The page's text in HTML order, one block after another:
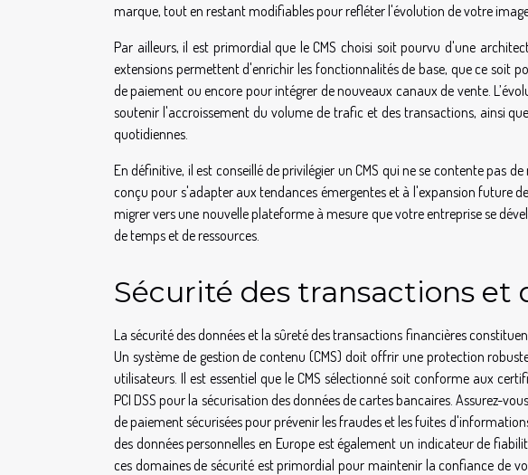
marque, tout en restant modifiables pour refléter l'évolution de votre
Par ailleurs, il est primordial que le CMS choisi soit pourvu d'une
extensions permettent d'enrichir les fonctionnalités de base, que ce soit
de paiement ou encore pour intégrer de nouveaux canaux de vente.
soutenir l'accroissement du volume de trafic et des transactions, ainsi
quotidiennes.
En définitive, il est conseillé de privilégier un CMS qui ne se contente pas
conçu pour s'adapter aux tendances émergentes et à l'expansion future
migrer vers une nouvelle plateforme à mesure que votre entreprise se
de temps et de ressources.
Sécurité des transactions et
La sécurité des données et la sûreté des transactions financières
Un système de gestion de contenu (CMS) doit offrir une protection
utilisateurs. Il est essentiel que le CMS sélectionné soit conforme aux
PCI DSS pour la sécurisation des données de cartes bancaires. Assurez-
de paiement sécurisées pour prévenir les fraudes et les fuites
des données personnelles en Europe est également un indicateur de
ces domaines de sécurité est primordial pour maintenir la confiance de